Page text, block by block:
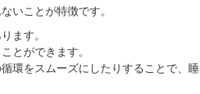
いことが特徴です。
ます。
とができます。
環をスムーズにしたりすることで、睡